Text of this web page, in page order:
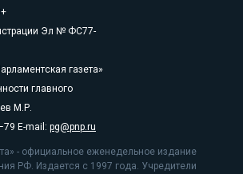
Эл № ФС77-
газета»
главного
М.Р.
E-mail: pg@pnp.ru
- официальное еженедельное издание
РФ. Издается с 1997 года. Учредители